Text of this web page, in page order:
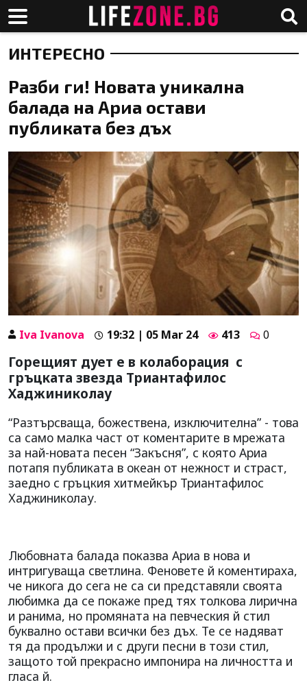
ИНТЕРЕСНО
Разби ги! Новата уникална
балада на Ариа остави
публиката без дъх
Iva Ivanova 19:32 | 05 Mar 24 413 0
Горещият дует е в колаборация с
гръцката звезда Триантафилос
Хаджиниколау
“Разтърсваща, божествена, изключителна” - това
са само малка част от коментарите в мрежата
за най-новата песен “Закъсня”, с която Ариа
потапя публиката в океан от нежност и страст,
заедно с гръцкия хитмейкър Триантафилос
Хаджиниколау.
Любовната балада показва Ариа в нова и
интригуваща светлина. Феновете й коментираха,
че никога до сега не са си представяли своята
любимка да се покаже пред тях толкова лирична
и ранима, но промяната на певческия й стил
буквално остави всички без дъх. Те се надяват
тя да продължи и с други песни в този стил,
защото той прекрасно импонира на личността и
гласа й.